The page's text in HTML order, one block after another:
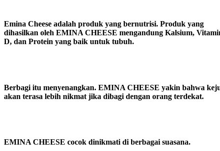
Emina Cheese adalah produk yang bernutrisi. Produk yang
dihasilkan oleh EMINA CHEESE mengandung Kalsium,
D, dan Protein yang baik untuk tubuh.
Berbagi itu menyenangkan. EMINA CHEESE yakin bahwa
akan terasa lebih nikmat jika dibagi dengan orang terdekat.
EMINA CHEESE cocok dinikmati di berbagai suasana.